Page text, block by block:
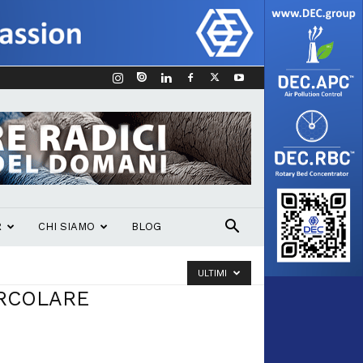
CHI SIAMO BLOG
ULTIMI